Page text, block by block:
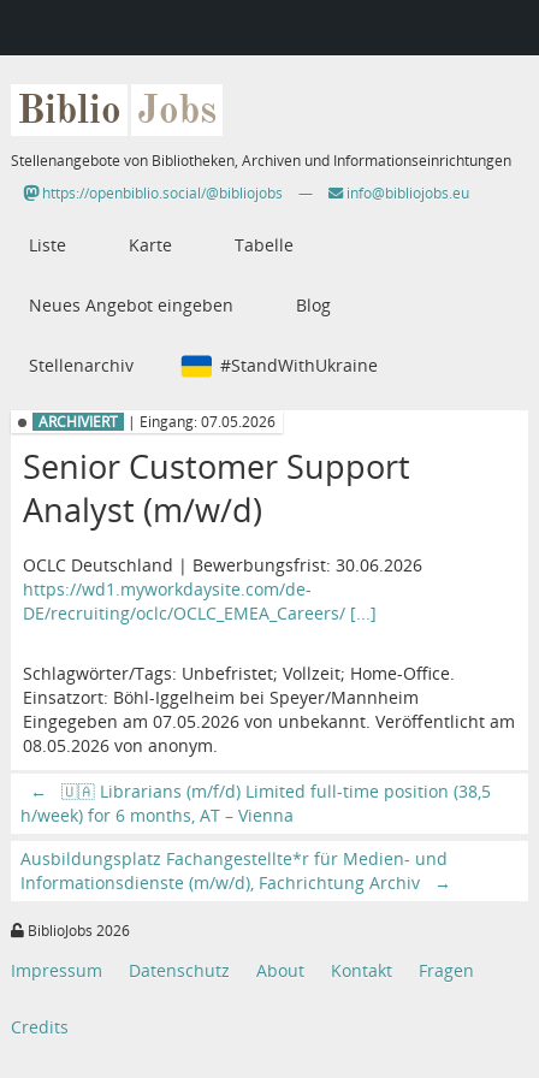
Biblio Jobs
Stellenangebote von Bibliotheken, Archiven und Informationseinrichtungen
https://openbiblio.social/@bibliojobs
— info@bibliojobs.eu
Liste Karte Tabelle
Neues Angebot eingeben Blog
Stellenarchiv #StandWithUkraine
ARCHIVIERT | Eingang: 07.05.2026
Senior Customer Support
Analyst (m/w/d)
OCLC Deutschland | Bewerbungsfrist: 30.06.2026
https://wd1.myworkdaysite.com/de-
DE/recruiting/oclc/OCLC_EMEA_Careers/ [...]
Schlagwörter/Tags: Unbefristet; Vollzeit; Home-Office.
Einsatzort: Böhl-Iggelheim bei Speyer/Mannheim
Eingegeben am 07.05.2026 von unbekannt. Veröffentlicht am
08.05.2026 von anonym.
←
🇺🇦 Librarians (m/f/d) Limited full-time position (38,5
h/week) for 6 months, AT – Vienna
Ausbildungsplatz Fachangestellte*r für Medien- und
Informationsdienste (m/w/d), Fachrichtung Archiv
→
BiblioJobs 2026
Impressum Datenschutz About Kontakt Fragen
Credits